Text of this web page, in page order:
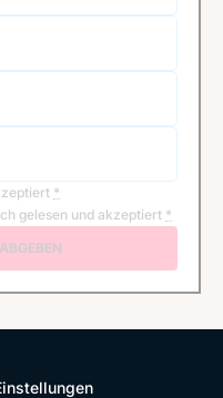
*
gelesen und akzeptiert *